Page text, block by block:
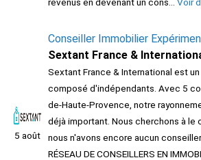
5 août
Conseiller Immobilier
Sextant France &
Sextant France & International est
composé d'indépendants. Avec 5
de-Haute-Provence, notre
déjà important. Nous cherchons à le
nous n'avons encore aucun conseiller
RÉSEAU DE CONSEILLERS EN